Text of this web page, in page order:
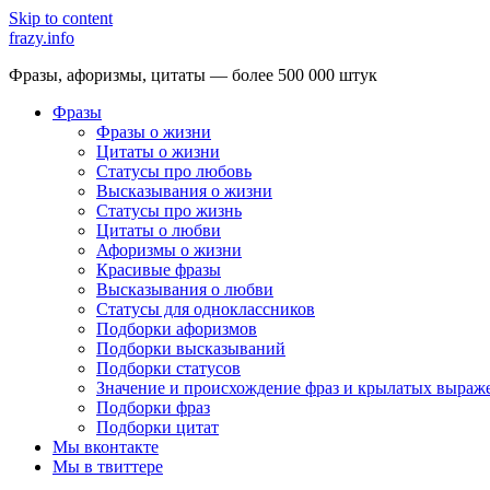
Skip to content
frazy.info
Фразы, афоризмы, цитаты — более 500 000 штук
Фразы
Фразы о жизни
Цитаты о жизни
Статусы про любовь
Высказывания о жизни
Статусы про жизнь
Цитаты о любви
Афоризмы о жизни
Красивые фразы
Высказывания о любви
Статусы для одноклассников
Подборки афоризмов
Подборки высказываний
Подборки статусов
Значение и происхождение фраз и крылатых
Подборки фраз
Подборки цитат
Мы вконтакте
Мы в твиттере